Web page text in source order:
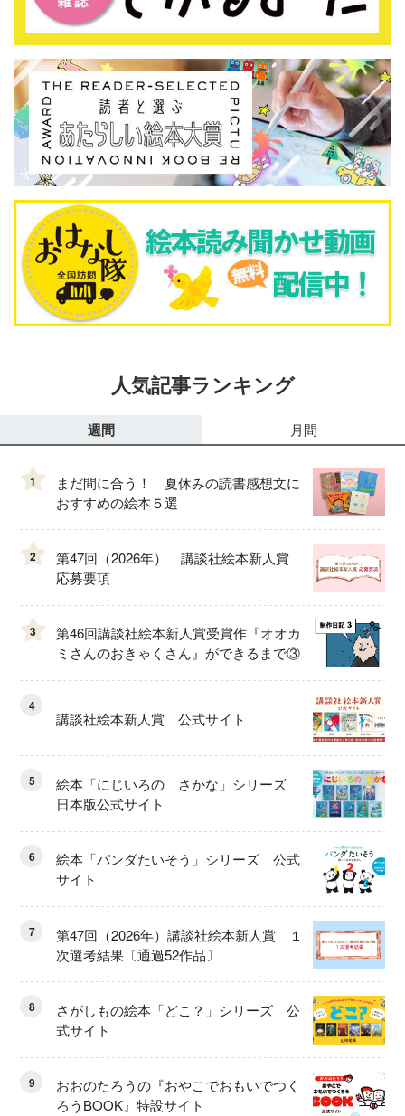
人気記事ランキング
週間 月間
1
まだ間に合う！ 夏休みの読書感想文に
おすすめの絵本５選
2
第47回（2026年） 講談社絵本新人賞
応募要項
3
第46回講談社絵本新人賞受賞作『オオカ
ミさんのおきゃくさん』ができるまで③
4
講談社絵本新人賞 公式サイト
5
絵本「にじいろの さかな」シリーズ
日本版公式サイト
6
絵本「パンダたいそう」シリーズ 公式
サイト
7
第47回（2026年）講談社絵本新人賞 １
次選考結果〔通過52作品〕
8
さがしもの絵本「どこ？」シリーズ 公
式サイト
9
おおのたろうの『おやこでおもいでつく
ろうBOOK』特設サイト